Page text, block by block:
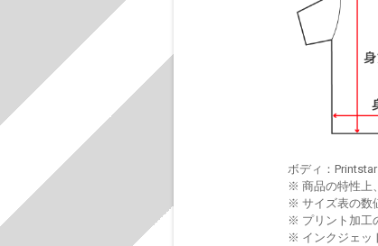
ボディ：
※ 商品の特性上
※ サイズ表の数
※ プリント加工
※ インクジェッ